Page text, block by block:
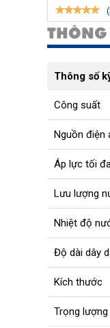
Thông số
Công suất
Nguồn điện
Áp lực tối
Lưu lượng
Nhiệt độ
Độ dài dây
Kích thước
Trọng